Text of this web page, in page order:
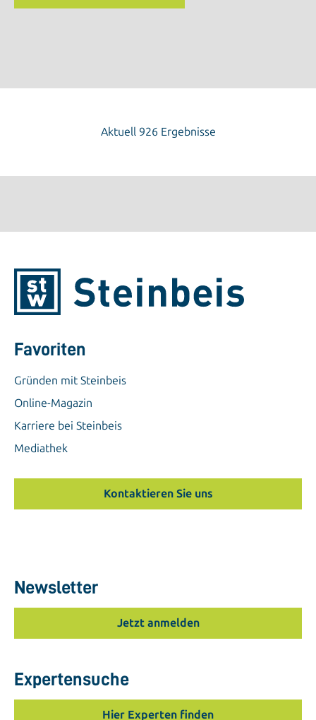
Aktuell 926 Ergebnisse
Favoriten
Gründen mit Steinbeis
Online-Magazin
Karriere bei Steinbeis
Mediathek
Kontaktieren Sie uns
Newsletter
Jetzt anmelden
Expertensuche
Hier Experten finden